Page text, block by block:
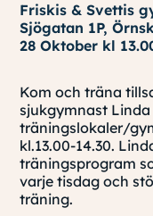
Friskis & Svettis
Sjögatan 1P,
28 Oktober kl
Kom och träna
sjukgymnast
träningslokaler/
kl.13.00-14.30.
träningsprogram
varje tisdag och
träning.